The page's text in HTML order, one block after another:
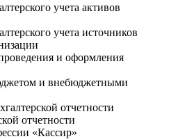
учета активов
учета источников
и оформления
и внебюджетными
отчетности
отчетности
«Кассир»